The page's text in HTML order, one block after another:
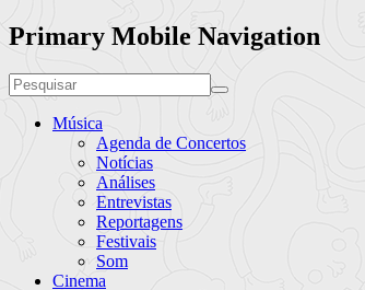
Primary Mobile Navigation
Música
Agenda de Concertos
Notícias
Análises
Entrevistas
Reportagens
Festivais
Som
Cinema